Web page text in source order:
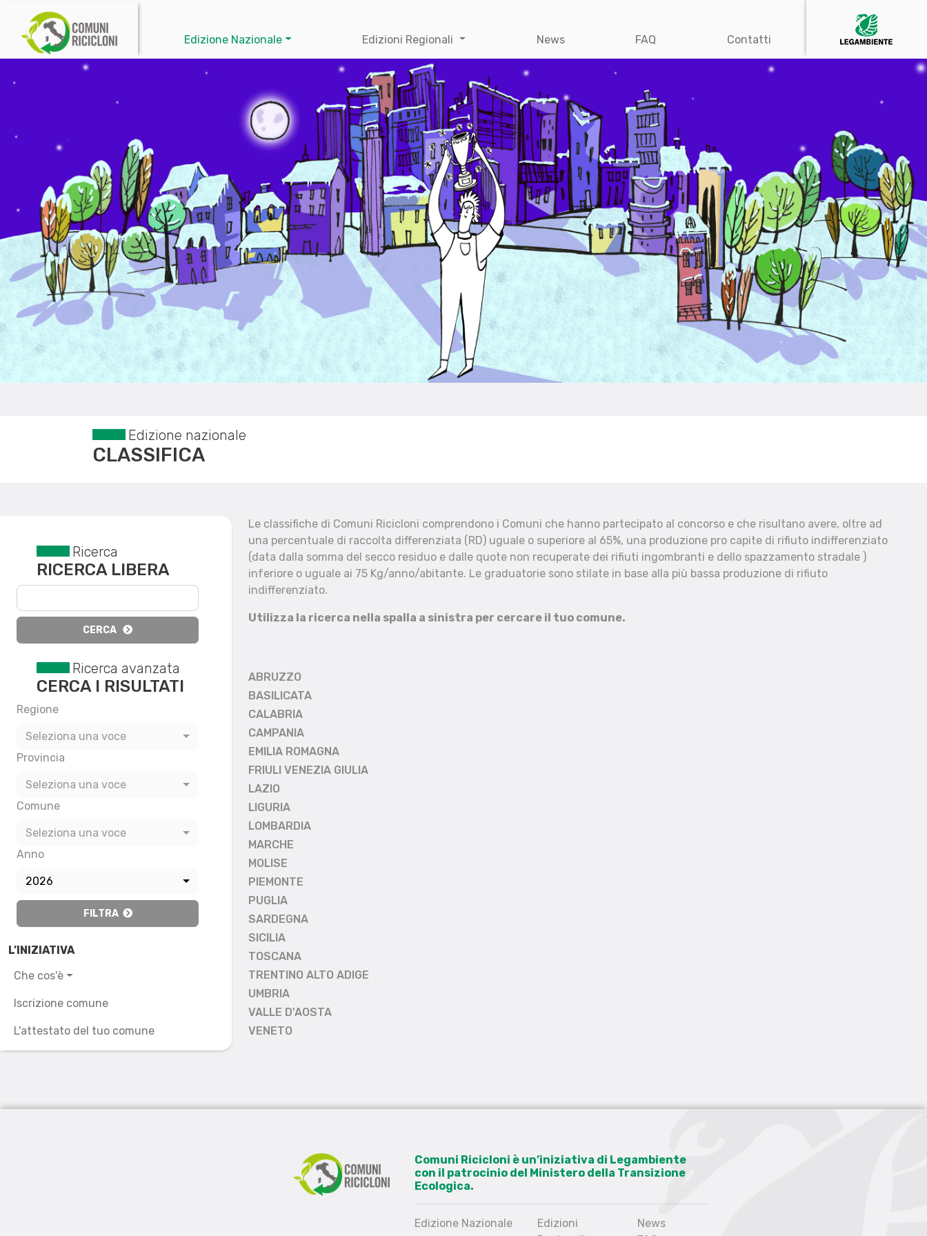
Edizione Nazionale Edizioni Regionali News FAQ Contatti
Edizione nazionale
CLASSIFICA
Reset filtri
Ricerca
RICERCA LIBERA
CERCA
Ricerca avanzata
CERCA I RISULTATI
Regione
Seleziona una voce
Provincia
Seleziona una voce
Comune
Seleziona una voce
Anno
2026
FILTRA
L’INIZIATIVA
Che cos'è
Iscrizione comune
L'attestato del tuo comune
Le classifiche di Comuni Ricicloni comprendono i Comuni che hanno partecipato al concorso e che risultano avere, oltre ad
una percentuale di raccolta differenziata (RD) uguale o superiore al 65%, una produzione pro capite di rifiuto indifferenziato
(data dalla somma del secco residuo e dalle quote non recuperate dei rifiuti ingombranti e dello spazzamento stradale )
inferiore o uguale ai 75 Kg/anno/abitante. Le graduatorie sono stilate in base alla più bassa produzione di rifiuto
indifferenziato.
Utilizza la ricerca nella spalla a sinistra per cercare il tuo comune.
ABRUZZO
BASILICATA
CALABRIA
CAMPANIA
EMILIA ROMAGNA
FRIULI VENEZIA GIULIA
LAZIO
LIGURIA
LOMBARDIA
MARCHE
MOLISE
PIEMONTE
PUGLIA
SARDEGNA
SICILIA
TOSCANA
TRENTINO ALTO ADIGE
UMBRIA
VALLE D'AOSTA
VENETO
Comuni Ricicloni è un’iniziativa di Legambiente
con il patrocinio del Ministero della Transizione
Ecologica.
Edizione Nazionale
Edizioni
News